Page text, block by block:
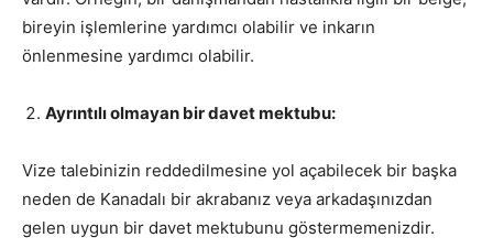
bireyin işlemlerine yardımcı olabilir ve inkarın
önlenmesine yardımcı olabilir.
Ayrıntılı olmayan bir davet mektubu:
Vize talebinizin reddedilmesine yol açabilecek bir başka
neden de Kanadalı bir akrabanız veya arkadaşınızdan
gelen uygun bir davet mektubunu göstermemenizdir.